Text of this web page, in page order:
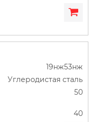
19нж53нж
Углеродистая сталь
50
40